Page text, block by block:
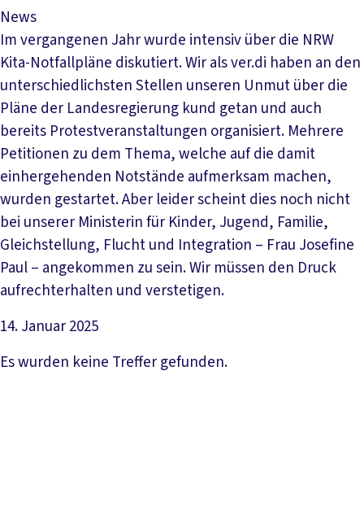
News
Im vergangenen Jahr wurde intensiv über die NRW
Kita-Notfallpläne diskutiert. Wir als ver.di haben an den
unterschiedlichsten Stellen unseren Unmut über die
Pläne der Landesregierung kund getan und auch
bereits Protestveranstaltungen organisiert. Mehrere
Petitionen zu dem Thema, welche auf die damit
einhergehenden Notstände aufmerksam machen,
wurden gestartet. Aber leider scheint dies noch nicht
bei unserer Ministerin für Kinder, Jugend, Familie,
Gleichstellung, Flucht und Integration – Frau Josefine
Paul – angekommen zu sein. Wir müssen den Druck
aufrechterhalten und verstetigen.
14. Januar 2025
Artikel lesen
Es wurden keine Treffer gefunden.